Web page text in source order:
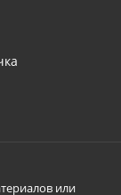
или